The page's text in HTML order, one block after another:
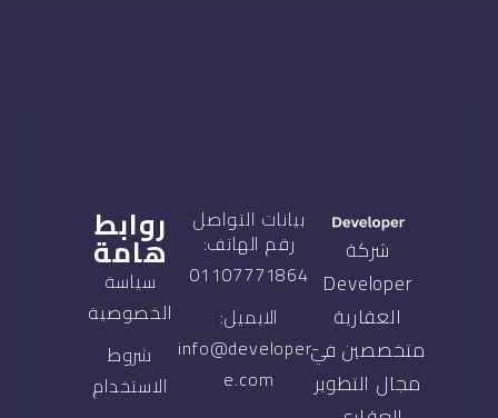
شركة
Developer
العقارية
متخصصين في
مجال التطوير
بيانات التواصل
رقم الهاتف:
01107771864
الايميل:
info@developer-
e.com
روابط
هامة
سياسة
الخصوصية
شروط
الاستخدام